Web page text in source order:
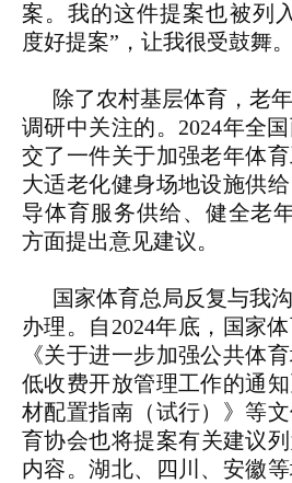
案。我的这件提案也被列
度好提案”，让我很受鼓舞。
除了农村基层体育，老
调研中关注的。2024年全
交了一件关于加强老年体
大适老化健身场地设施供
导体育服务供给、健全老
方面提出意见建议。
国家体育总局反复与我
办理。自2024年底，国家
《关于进一步加强公共体
低收费开放管理工作的通
材配置指南（试行）》等
育协会也将提案有关建议
内容。湖北、四川、安徽